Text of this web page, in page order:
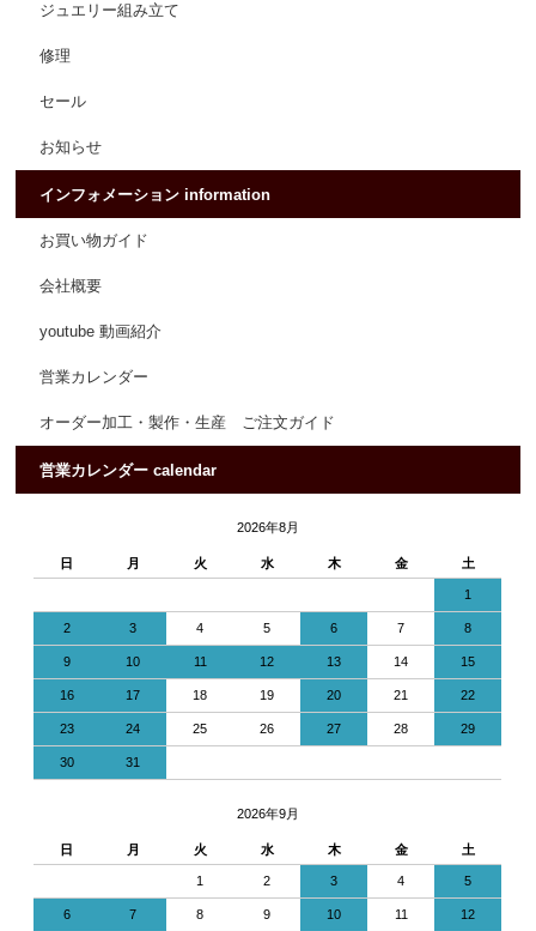
ジュエリー組み立て
修理
セール
お知らせ
インフォメーション information
お買い物ガイド
会社概要
youtube 動画紹介
営業カレンダー
オーダー加工・製作・生産 ご注文ガイド
営業カレンダー calendar
2026年8月
日 月 火 水 木 金 土
1
2 3 4 5 6 7 8
9 10 11 12 13 14 15
16 17 18 19 20 21 22
23 24 25 26 27 28 29
30 31
2026年9月
日 月 火 水 木 金 土
1 2 3 4 5
6 7 8 9 10 11 12